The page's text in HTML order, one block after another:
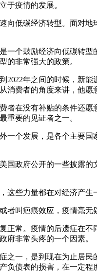
于疫情的发展。
低碳经济转型。面对
个鼓励经济向低碳转
的非常强大的政策。
年之间的时候，新
费者的角度来讲，他愿
在没有补贴的条件还
重要的见证者之一。
个发展，是各个主要
政府公开的一些披露
些力量都在对经济产生
叫疤痕效应，疫情毫无
常。疫情的后遗症在
府非常头疼的一个因素。
一，是到现在为止居
债表的损害，在一定